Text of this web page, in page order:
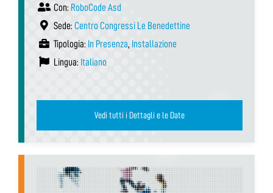
Con: RoboCode Asd
Sede: Centro Congressi Le Benedettine
Tipologia: In Presenza, Installazione
Lingua: Italiano
Vedi tutti i Dettagli e le Date